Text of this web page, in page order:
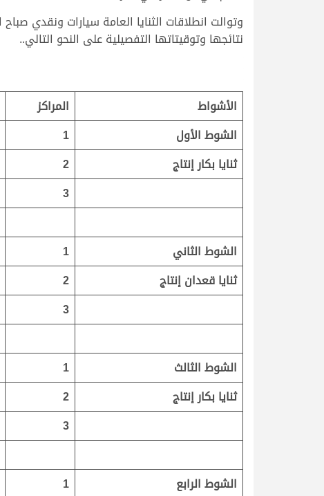
نتائجها وتوقيتاتها التفصيلية على النحو التالي..
الأشواط المراكز
الشوط الأول
1
ثنايا بكار إنتاج
2
3
الشوط الثاني 1
ثنايا قعدان إنتاج
2
3
الشوط الثالث 1
ثنايا بكار إنتاج
2
3
الشوط الرابع 1